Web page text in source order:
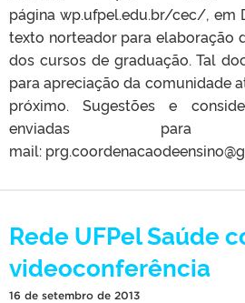
página wp.ufpel.edu.br/cec/, em
texto norteador para elaboração
dos cursos de graduação. Tal
para apreciação da comunidade
próximo. Sugestões e
enviadas
mail:
Rede UFPel Saúde
videoconferência
16 de setembro de 2013